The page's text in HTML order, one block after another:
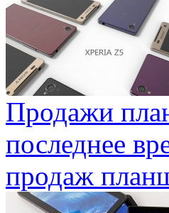
Продажи
последнее
продаж